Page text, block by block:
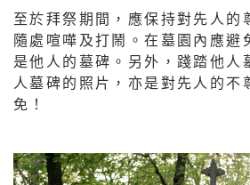
至於拜祭期間，應保持對先人的
隨處喧嘩及打鬧。在墓園內應避
是他人的墓碑。另外，踐踏他人
人墓碑的照片，亦是對先人的不
免！